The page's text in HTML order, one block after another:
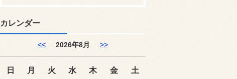
カレンダー
<< 2026年8月 >>
日 月 火 水 木 金
土